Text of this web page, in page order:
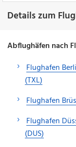
Details zum
Abflughäfen nach
Flughafen
(TXL)
Flughafen
Flughafen
(DUS)